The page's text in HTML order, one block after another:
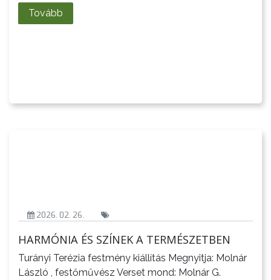
INFORMÁCIÓK
VÁROS
PÉNZÜGYEI
Tovább
2026. 02. 26.
HARMÓNIA ÉS SZÍNEK A TERMÉSZETBEN
Turányi Terézia festmény kiállítás Megnyitja: Molnár
László , festőművész Verset mond: Molnár G.